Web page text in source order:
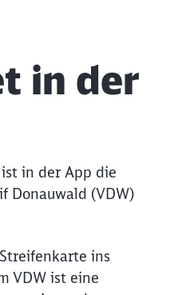
vorhanden
werden“,
neuen
möglich
und dabei
in der
in der App die
Donauwald (VDW)
ins
VDW ist eine